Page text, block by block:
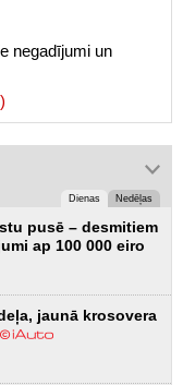
negadījumi un
Dienas Nedēļas
pusē – desmitiem
ap 100 000 eiro
jaunā krosovera